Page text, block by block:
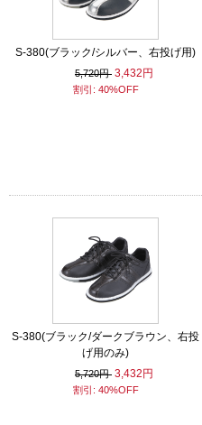
S-380(ブラック/シルバー、右投げ用)
5,720円 3,432円
割引: 40%OFF
S-380(ブラック/ダークブラウン、右投
げ用のみ)
5,720円 3,432円
割引: 40%OFF